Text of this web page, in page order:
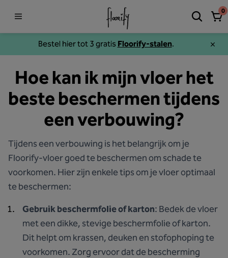
Bestel hier tot 3 gratis Floorify-stalen.
0
Hoe kan ik mijn vloer het
beste beschermen tijdens
een verbouwing?
Tijdens een verbouwing is het belangrijk om je
Floorify-vloer goed te beschermen om schade te
voorkomen. Hier zijn enkele tips om je vloer optimaal
te beschermen:
Gebruik beschermfolie of karton: Bedek de vloer
met een dikke, stevige beschermfolie of karton.
Dit helpt om krassen, deuken en stofophoping te
voorkomen. Zorg ervoor dat de bescherming